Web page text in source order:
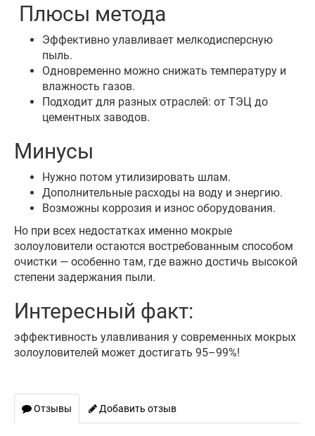
Плюсы метода
Эффективно улавливает мелкодисперсную
пыль.
Одновременно можно снижать температуру и
влажность газов.
Подходит для разных отраслей: от ТЭЦ до
цементных заводов.
Минусы
Нужно потом утилизировать шлам.
Дополнительные расходы на воду и энергию.
Возможны коррозия и износ оборудования.
Но при всех недостатках именно мокрые
золоуловители остаются востребованным способом
очистки — особенно там, где важно достичь высокой
степени задержания пыли.
Интересный факт:
эффективность улавливания у современных мокрых
золоуловителей может достигать 95–99%!
Отзывы Добавить отзыв